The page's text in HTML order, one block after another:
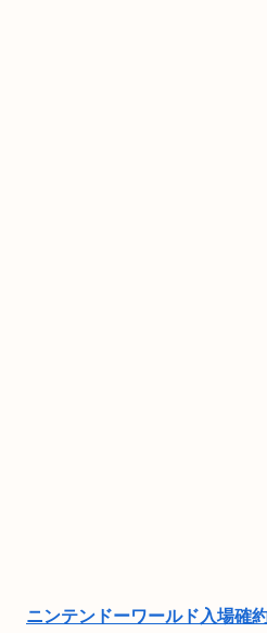
ニンテンドーワールド入場確